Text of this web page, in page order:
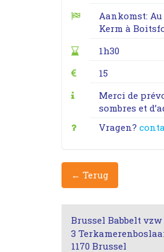
Aankomst:
Kerm à
1h30
15
Merci de
sombres et
Vragen?
← Terug
Brussel Babbelt vzw
3
1170 Brussel